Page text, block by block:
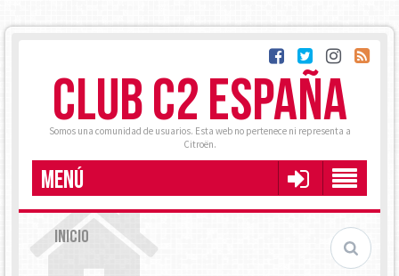
CLUB C2 ESPAÑA
Somos una comunidad de usuarios. Esta web no pertenece ni representa a
Citroën.
MENÚ
INICIO